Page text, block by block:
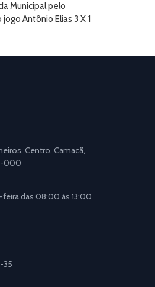
Municipal pelo
Antônio Elias 3 X 1
Centro, Camacã,
000
feira das 08:00 às 13:00
35